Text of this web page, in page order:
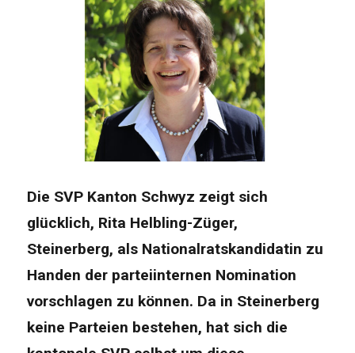
Die SVP Kanton Schwyz zeigt sich
glücklich, Rita Helbling-Züger,
Steinerberg, als Nationalratskandidatin zu
Handen der parteiinternen Nomination
vorschlagen zu können. Da in Steinerberg
keine Parteien bestehen, hat sich die